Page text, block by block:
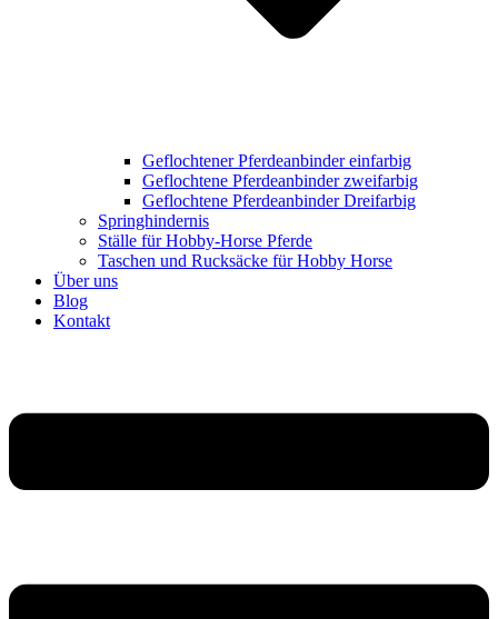
Geflochtener Pferdeanbinder einfarbig
Geflochtene Pferdeanbinder zweifarbig
Geflochtene Pferdeanbinder Dreifarbig
Springhindernis
Ställe für Hobby-Horse Pferde
Taschen und Rucksäcke für Hobby Horse
Über uns
Blog
Kontakt